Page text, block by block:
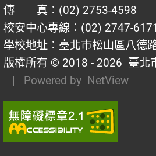
傳 真：(02) 2753-4598
校安中心專線：(02) 2747-6171
學校地址：臺北市松山區八德
版權所有 © 2018 - 2026 臺北
| Powered by NetView